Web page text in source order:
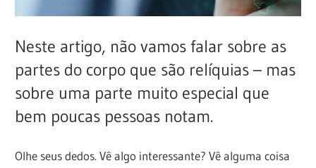
Neste artigo, não vamos falar sobre as
partes do corpo que são relíquias – mas
sobre uma parte muito especial que
bem poucas pessoas notam.
Olhe seus dedos. Vê algo interessante? Vê alguma coisa